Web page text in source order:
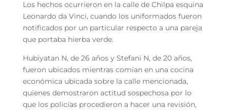
Los hechos ocurrieron en la calle de Chilpa esquina
Leonardo da Vinci, cuando los uniformados fueron
notificados por un particular respecto a una pareja
que portaba hierba verde.
Hubiyatan N, de 26 años y Stefaní N, de 20 años,
fueron ubicados mientras comían en una cocina
económica ubicada sobre la calle mencionada,
quienes demostraron actitud sospechosa por lo
que los policías procedieron a hacer una revisión,